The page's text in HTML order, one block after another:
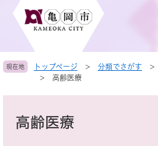
頭
す
飛
し
現在地 トップページ > 分類でさがす >
>
高齢医療
高齢医療